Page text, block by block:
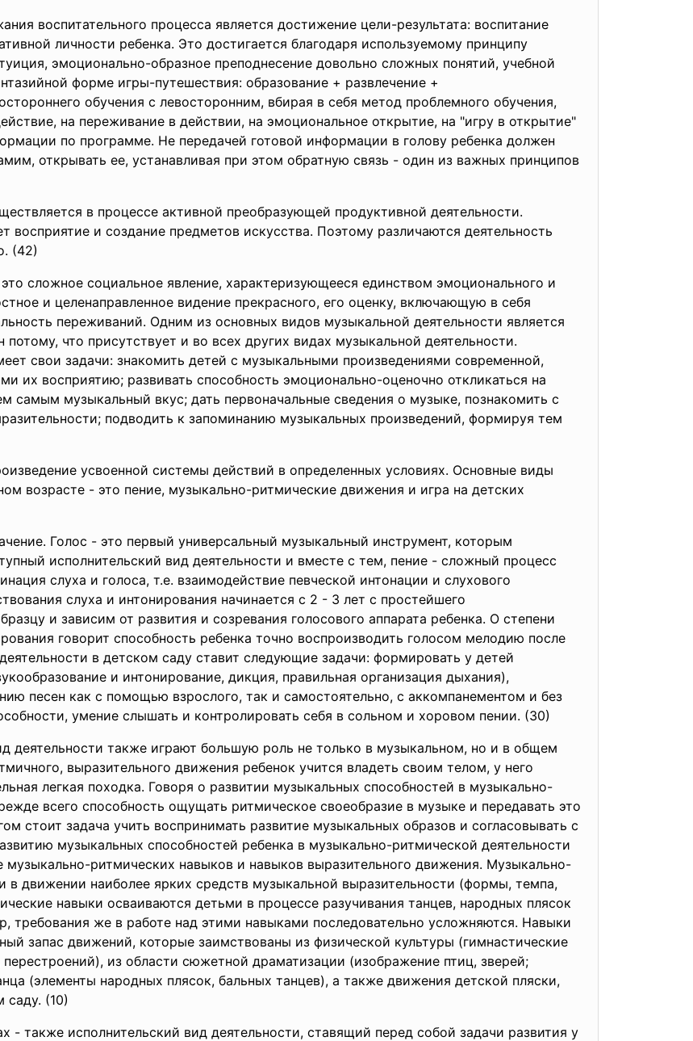
воспитательного процесса является достижение цели-результата: воспитание
личности ребенка. Это достигается благодаря используемому принципу
эмоционально-образное преподнесение довольно сложных понятий, учебной
форме игры-путешествия: образование + развлечение +
обучения с левосторонним, вбирая в себя метод проблемного обучения,
на переживание в действии, на эмоциональное открытие, на "игру в открытие"
по программе. Не передачей готовой информации в голову ребенка должен
открывать ее, устанавливая при этом обратную связь - один из важных принципов
в процессе активной преобразующей продуктивной деятельности.
восприятие и создание предметов искусства. Поэтому различаются деятельность
(42)
сложное социальное явление, характеризующееся единством эмоционального и
и целенаправленное видение прекрасного, его оценку, включающую в себя
переживаний. Одним из основных видов музыкальной деятельности является
что присутствует и во всех других видах музыкальной деятельности.
свои задачи: знакомить детей с музыкальными произведениями современной,
их восприятию; развивать способность эмоционально-оценочно откликаться на
самым музыкальный вкус; дать первоначальные сведения о музыке, познакомить с
подводить к запоминанию музыкальных произведений, формируя тем
усвоенной системы действий в определенных условиях. Основные виды
возрасте - это пение, музыкально-ритмические движения и игра на детских
Голос - это первый универсальный музыкальный инструмент, которым
исполнительский вид деятельности и вместе с тем, пение - сложный процесс
слуха и голоса, т.е. взаимодействие певческой интонации и слухового
слуха и интонирования начинается с 2 - 3 лет с простейшего
и зависим от развития и созревания голосового аппарата ребенка. О степени
говорит способность ребенка точно воспроизводить голосом мелодию после
в детском саду ставит следующие задачи: формировать у детей
и интонирование, дикция, правильная организация дыхания),
песен как с помощью взрослого, так и самостоятельно, с аккомпанементом и без
умение слышать и контролировать себя в сольном и хоровом пении. (30)
деятельности также играют большую роль не только в музыкальном, но и в общем
выразительного движения ребенок учится владеть своим телом, у него
легкая походка. Говоря о развитии музыкальных способностей в музыкально-
всего способность ощущать ритмическое своеобразие в музыке и передавать это
стоит задача учить воспринимать развитие музыкальных образов и согласовывать с
музыкальных способностей ребенка в музыкально-ритмической деятельности
музыкально-ритмических навыков и навыков выразительного движения. Музыкально-
в движении наиболее ярких средств музыкальной выразительности (формы, темпа,
навыки осваиваются детьми в процессе разучивания танцев, народных плясок
требования же в работе над этими навыками последовательно усложняются. Навыки
запас движений, которые заимствованы из физической культуры (гимнастические
из области сюжетной драматизации (изображение птиц, зверей;
(элементы народных плясок, бальных танцев), а также движения детской пляски,
(10)
- также исполнительский вид деятельности, ставящий перед собой задачи развития у